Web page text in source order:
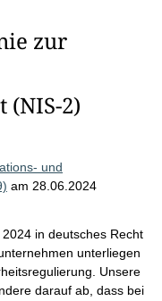
zur
2)
und
am 28.06.2024
in deutsches Recht
unterliegen
Unsere
darauf ab, dass bei